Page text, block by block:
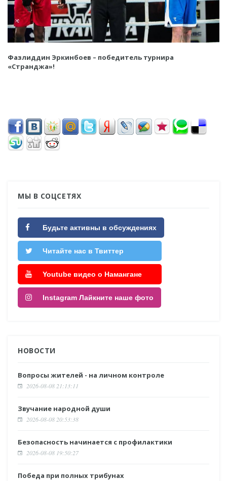
Фазлиддин Эркинбоев – победитель турнира
«Странджа»!
МЫ В СОЦСЕТЯХ
Будьте активны в обсуждениях
Читайте нас в Твиттер
Youtube видео о Намангане
Instagram Лайкните наше фото
НОВОСТИ
Вопросы жителей - на личном контроле
2026-08-08 21:13:11
Звучание народной души
2026-08-08 20:53:38
Безопасность начинается с профилактики
2026-08-08 19:50:27
Победа при полных трибунах